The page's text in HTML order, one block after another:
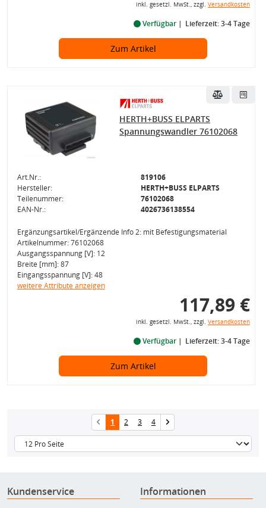
inkl. gesetzl. MwSt., zzgl. Versandkosten
Verfügbar Lieferzeit: 3-4 Tage
Zum Artikel
HERTH+BUSS ELPARTS
Spannungswandler 76102068
Art.Nr.:
819106
Hersteller:
HERTH+BUSS ELPARTS
Teilenummer:
76102068
EAN-Nr.:
4026736138554
Ergänzungsartikel/Ergänzende Info 2: mit Befestigungsmaterial
Artikelnummer: 76102068
Ausgangsspannung [V]: 12
Breite [mm]: 87
Eingangsspannung [V]: 48
weitere Attribute anzeigen
117,89 €
inkl. gesetzl. MwSt., zzgl. Versandkosten
Verfügbar Lieferzeit: 3-4 Tage
Zum Artikel
1 2 3 4
Kundenservice Informationen